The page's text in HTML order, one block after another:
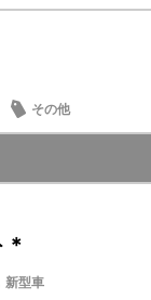
その他
新型車